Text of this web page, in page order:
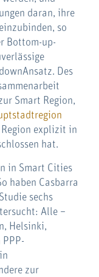
daran, ihre
so
Bottom-up-
Des
Smart Region,
explizit in
hat.
in Smart Cities
haben Casbarra
sechs
Alle –
Helsinki,
zur